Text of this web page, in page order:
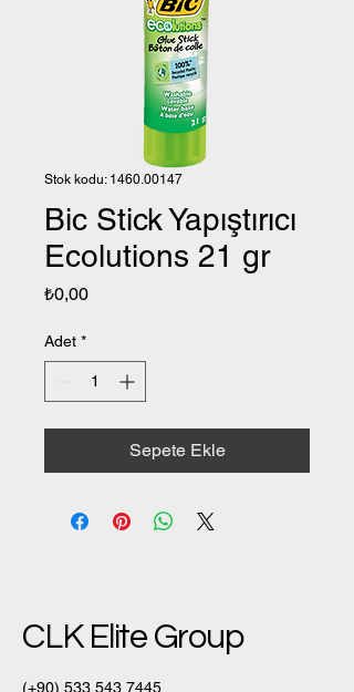
Stok kodu: 1460.00147
Bic Stick Yapıştırıcı
Ecolutions 21 gr
₺0,00Fiyat
Adet *
Sepete Ekle
CLK Elite Group
(+90) 533 543 7445